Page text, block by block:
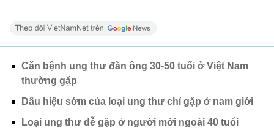
Căn bệnh ung thư đàn ông 30-50 tuổi ở Việt Nam
thường gặp
Dấu hiệu sớm của loại ung thư chỉ gặp ở nam giới
Loại ung thư dễ gặp ở người mới ngoài 40 tuổi